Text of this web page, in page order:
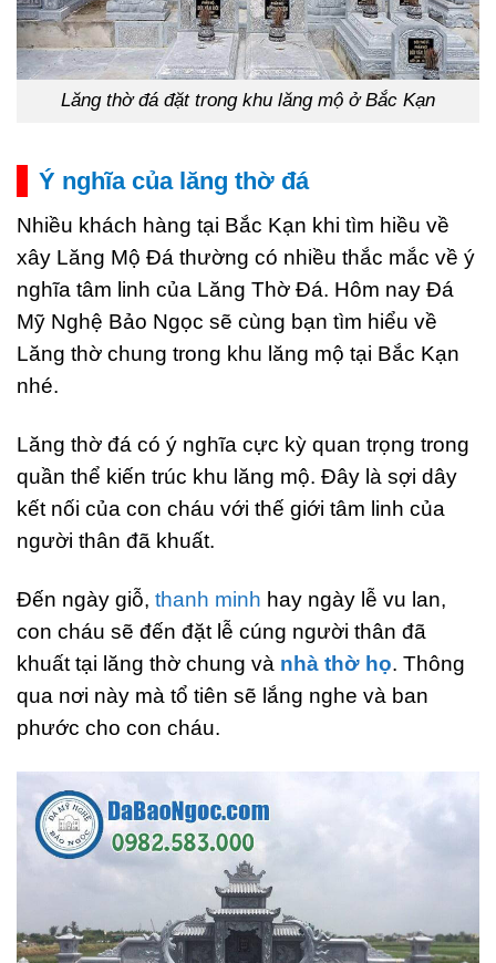
Lăng thờ đá đặt trong khu lăng mộ ở Bắc Kạn
Ý nghĩa của lăng thờ đá
Nhiều khách hàng tại Bắc Kạn khi tìm hiều về
xây Lăng Mộ Đá thường có nhiều thắc mắc về ý
nghĩa tâm linh của Lăng Thờ Đá. Hôm nay Đá
Mỹ Nghệ Bảo Ngọc sẽ cùng bạn tìm hiểu về
Lăng thờ chung trong khu lăng mộ tại Bắc Kạn
nhé.
Lăng thờ đá có ý nghĩa cực kỳ quan trọng trong
quần thể kiến trúc khu lăng mộ. Đây là sợi dây
kết nối của con cháu với thế giới tâm linh của
người thân đã khuất.
Đến ngày giỗ, thanh minh hay ngày lễ vu lan,
con cháu sẽ đến đặt lễ cúng người thân đã
khuất tại lăng thờ chung và nhà thờ họ. Thông
qua nơi này mà tổ tiên sẽ lắng nghe và ban
phước cho con cháu.